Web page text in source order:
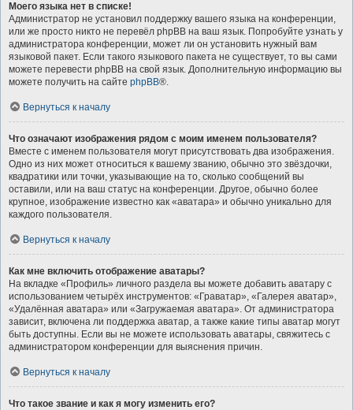
Моего языка нет в списке!
Администратор не установил поддержку вашего языка на конференции,
или же просто никто не перевёл phpBB на ваш язык. Попробуйте узнать у
администратора конференции, может ли он установить нужный вам
языковой пакет. Если такого языкового пакета не существует, то вы сами
можете перевести phpBB на свой язык. Дополнительную информацию вы
можете получить на сайте phpBB®.
Вернуться к началу
Что означают изображения рядом с моим именем пользователя?
Вместе с именем пользователя могут присутствовать два изображения.
Одно из них может относиться к вашему званию, обычно это звёздочки,
квадратики или точки, указывающие на то, сколько сообщений вы
оставили, или на ваш статус на конференции. Другое, обычно более
крупное, изображение известно как «аватара» и обычно уникально для
каждого пользователя.
Вернуться к началу
Как мне включить отображение аватары?
На вкладке «Профиль» личного раздела вы можете добавить аватару с
использованием четырёх инструментов: «Граватар», «Галерея аватар»,
«Удалённая аватара» или «Загружаемая аватара». От администратора
зависит, включена ли поддержка аватар, а также какие типы аватар могут
быть доступны. Если вы не можете использовать аватары, свяжитесь с
администратором конференции для выяснения причин.
Вернуться к началу
Что такое звание и как я могу изменить его?